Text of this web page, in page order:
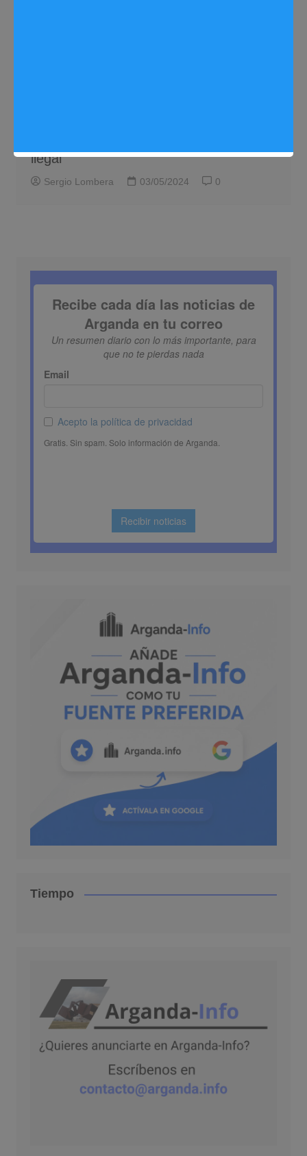
ilegal
Sergio Lombera 03/05/2024 0
Tiempo